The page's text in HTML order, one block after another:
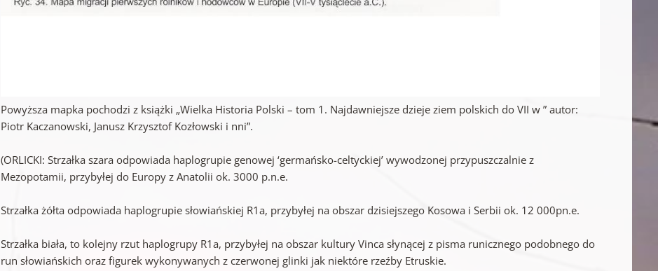
Powyższa mapka pochodzi z książki „Wielka Historia Polski – tom 1. Najdawniejsze dzieje ziem polskich do VII w ” autor:
Piotr Kaczanowski, Janusz Krzysztof Kozłowski i nni”.
(ORLICKI: Strzałka szara odpowiada haplogrupie genowej ‘germańsko-celtyckiej’ wywodzonej przypuszczalnie z
Mezopotamii, przybyłej do Europy z Anatolii ok. 3000 p.n.e.
Strzałka żółta odpowiada haplogrupie słowiańskiej R1a, przybyłej na obszar dzisiejszego Kosowa i Serbii ok. 12 000pn.e.
Strzałka biała, to kolejny rzut haplogrupy R1a, przybyłej na obszar kultury Vinca słynącej z pisma runicznego podobnego do
run słowiańskich oraz figurek wykonywanych z czerwonej glinki jak niektóre rzeźby Etruskie.